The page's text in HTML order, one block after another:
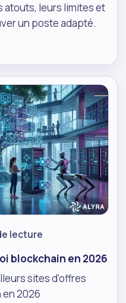
atouts, leurs limites et
un poste adapté.
lecture
blockchain en 2026
sites d'offres
en 2026